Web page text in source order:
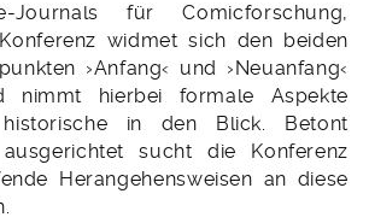
für Comicforschung,
Konferenz widmet sich den beiden
›Anfang‹ und ›Neuanfang‹
nimmt hierbei formale Aspekte
in den Blick. Betont
ausgerichtet sucht die Konferenz
Herangehensweisen an diese